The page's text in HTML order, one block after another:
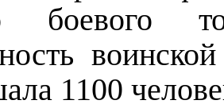
боевого
1100